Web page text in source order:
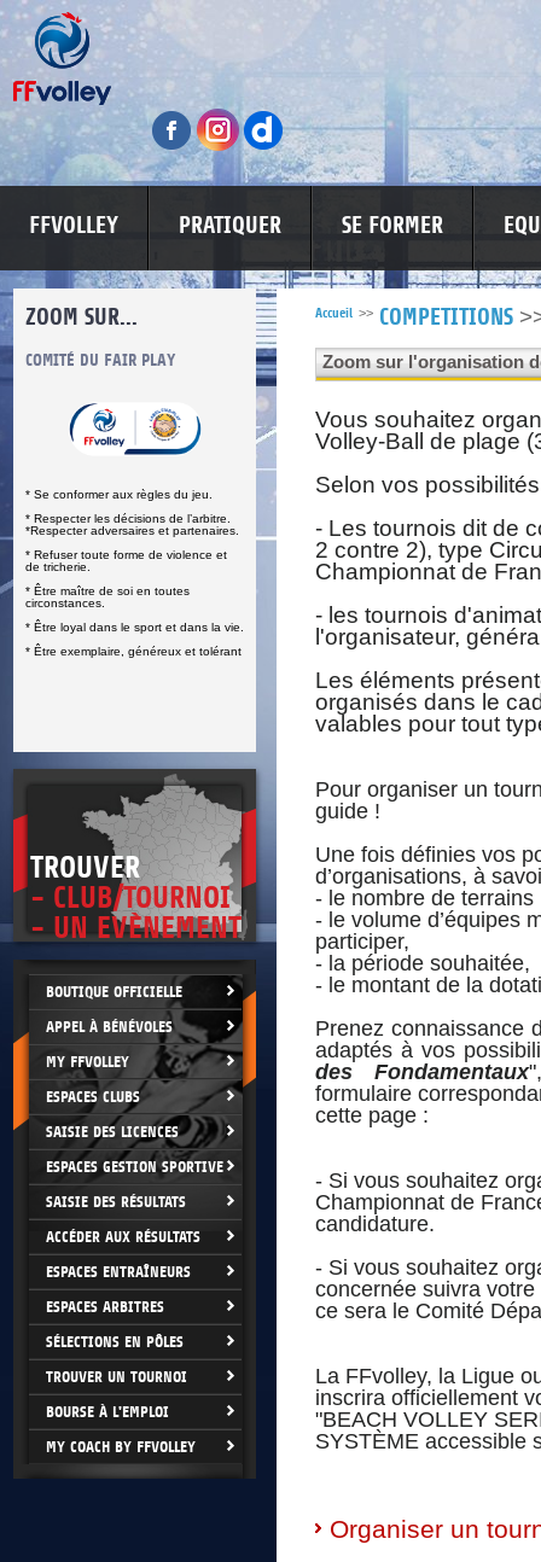
FFVOLLEY PRATIQUER SE FORMER
ZOOM SUR...
COMITÉ DU FAIR PLAY
* Se conformer aux règles du jeu.
* Respecter les décisions de l’arbitre.
*Respecter adversaires et partenaires.
* Refuser toute forme de violence et
de tricherie.
* Être maître de soi en toutes
circonstances.
* Être loyal dans le sport et dans la vie.
* Être exemplaire, généreux et tolérant
LUTTE CONTRE LES VIOLENCES MA PETITE
TROUVER
- CLUB/TOURNOI
- UN EVÈNEMENT
BOUTIQUE OFFICIELLE
APPEL À BÉNÉVOLES
MY FFVOLLEY
ESPACES CLUBS
SAISIE DES LICENCES
ESPACES GESTION SPORTIVE
SAISIE DES RÉSULTATS
ACCÉDER AUX RÉSULTATS
ESPACES ENTRAÎNEURS
ESPACES ARBITRES
SÉLECTIONS EN PÔLES
TROUVER UN TOURNOI
BOURSE À L'EMPLOI
MY COACH BY FFVOLLEY
Accueil >> COMPETITIONS
Zoom sur l'organisation
Vous souhaitez
Volley-Ball de plage
Selon vos
- Les tournois dit de
2 contre 2), type
Championnat de
- les tournois
l'organisateur,
Les éléments
organisés dans le
valables pour tout
Pour organiser un
guide !
Une fois définies vos
d’organisations, à
- le nombre de terrains
- le volume d’équipes
participer,
- la période souhaitée,
- le montant de la
Prenez connaissance
adaptés à vos
des Fondamentaux
formulaire
cette page :
- Si vous souhaitez
Championnat de
candidature.
- Si vous souhaitez
concernée suivra
ce sera le Comité
La FFvolley, la Ligue
inscrira officiellement
"BEACH VOLLEY
SYSTÈME accessible
Organiser un